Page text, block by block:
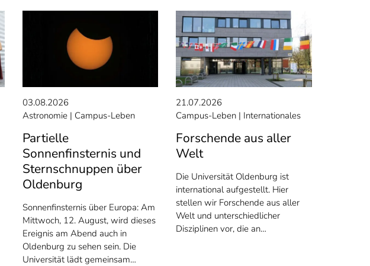
03.08.2026
Astronomie
Campus-Leben
Partielle
Sonnenfinsternis und
Sternschnuppen über
Oldenburg
Sonnenfinsternis über Europa: Am
Mittwoch, 12. August, wird dieses
Ereignis am Abend auch in
Oldenburg zu sehen sein. Die
Universität lädt gemeinsam…
21.07.2026
Campus-Leben
Internationales
Forschende aus aller
Welt
Die Universität Oldenburg ist
international aufgestellt. Hier
stellen wir Forschende aus aller
Welt und unterschiedlicher
Disziplinen vor, die an…